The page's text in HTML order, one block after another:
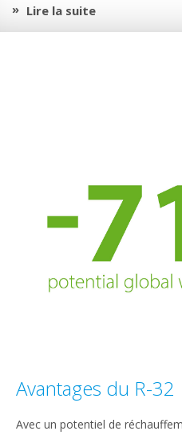
Lire la suite
Avantages du R-32
Avec un potentiel de